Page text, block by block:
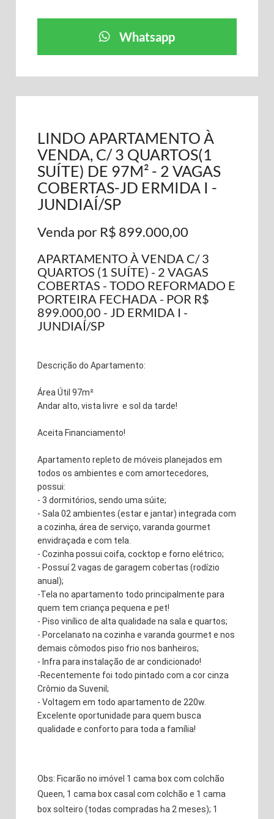
Whatsapp
LINDO APARTAMENTO À
VENDA, C/ 3 QUARTOS(1
SUÍTE) DE 97M² - 2 VAGAS
COBERTAS-JD ERMIDA I -
JUNDIAÍ/SP
Venda por R$ 899.000,00
APARTAMENTO À VENDA C/ 3
QUARTOS (1 SUÍTE) - 2 VAGAS
COBERTAS - TODO REFORMADO E
PORTEIRA FECHADA - POR R$
899.000,00 - JD ERMIDA I -
JUNDIAÍ/SP
Descrição do Apartamento:
Área Útil 97m²
Andar alto, vista livre e sol da tarde!
Aceita Financiamento!
Apartamento repleto de móveis planejados em
todos os ambientes e com amortecedores,
possui:
- 3 dormitórios, sendo uma súite;
- Sala 02 ambientes (estar e jantar) integrada com
a cozinha, área de serviço, varanda gourmet
envidraçada e com tela.
- Cozinha possui coifa, cocktop e forno elétrico;
- Possuí 2 vagas de garagem cobertas (rodízio
anual);
-Tela no apartamento todo principalmente para
quem tem criança pequena e pet!
- Piso vinílico de alta qualidade na sala e quartos;
- Porcelanato na cozinha e varanda gourmet e nos
demais cômodos piso frio nos banheiros;
- Infra para instalação de ar condicionado!
-Recentemente foi todo pintado com a cor cinza
Crômio da Suvenil;
- Voltagem em todo apartamento de 220w.
Excelente oportunidade para quem busca
qualidade e conforto para toda a família!
Obs: Ficarão no imóvel 1 cama box com colchão
Queen, 1 cama box casal com colchão e 1 cama
box solteiro (todas compradas ha 2 meses); 1